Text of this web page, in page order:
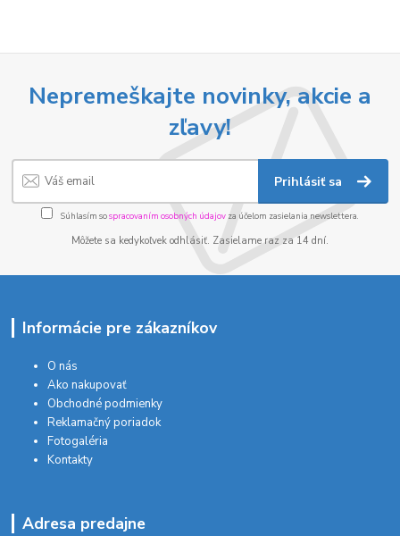
Nepremeškajte novinky, akcie a
zľavy!
Prihlásiť sa
Súhlasím sospracovaním osobných údajov za účelom zasielania newslettera.
Môžete sa kedykoľvek odhlásiť. Zasielame raz za 14 dní.
Informácie pre zákazníkov
O nás
Ako nakupovať
Obchodné podmienky
Reklamačný poriadok
Fotogaléria
Kontakty
Adresa predajne